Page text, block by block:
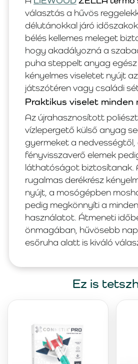
választás a hűvös
délutánokkal járó
bélés kellemes meleget
hogy akadályozná a
puha steppelt anyag
kényelmes viseletet nyújt
játszótéren vagy családi
Praktikus viselet minden
Az újrahasznosított
vízlepergető külső anyag
gyermeket a nedvességtől,
fényvisszaverő elemek
láthatóságot biztosítanak.
rugalmas derékrész
nyújt, a mosógépben
pedig megkönnyíti a
használatot. Átmeneti
önmagában, hűvösebb
esőruha alatt is kiváló
Ez is